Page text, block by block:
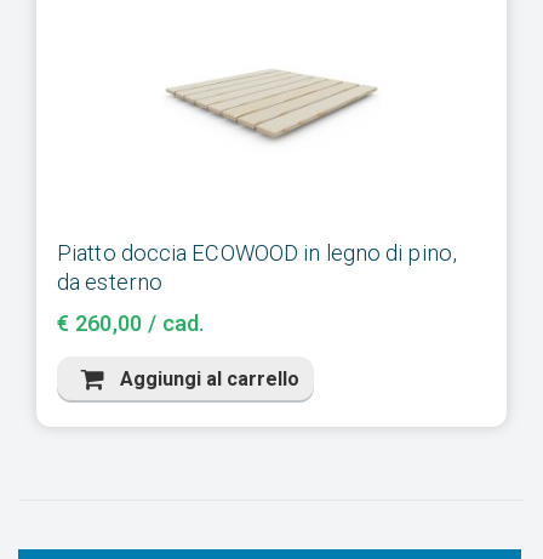
Piatto doccia ECOWOOD in legno di pino,
da esterno
€ 260,00 / cad.
Aggiungi al carrello